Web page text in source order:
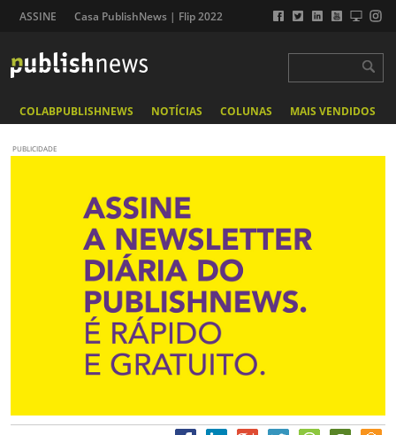
ASSINE Casa PublishNews | Flip 2022
COLABPUBLISHNEWS NOTÍCIAS COLUNAS MAIS VENDIDOS
PUBLICIDADE